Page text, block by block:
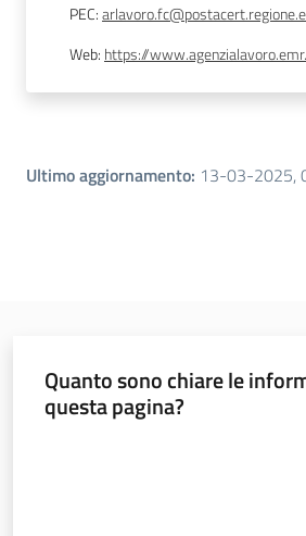
PEC:
Web: https://
Ultimo aggiornamento: 13-03-2025,
Quanto sono chiare le
questa pagina?